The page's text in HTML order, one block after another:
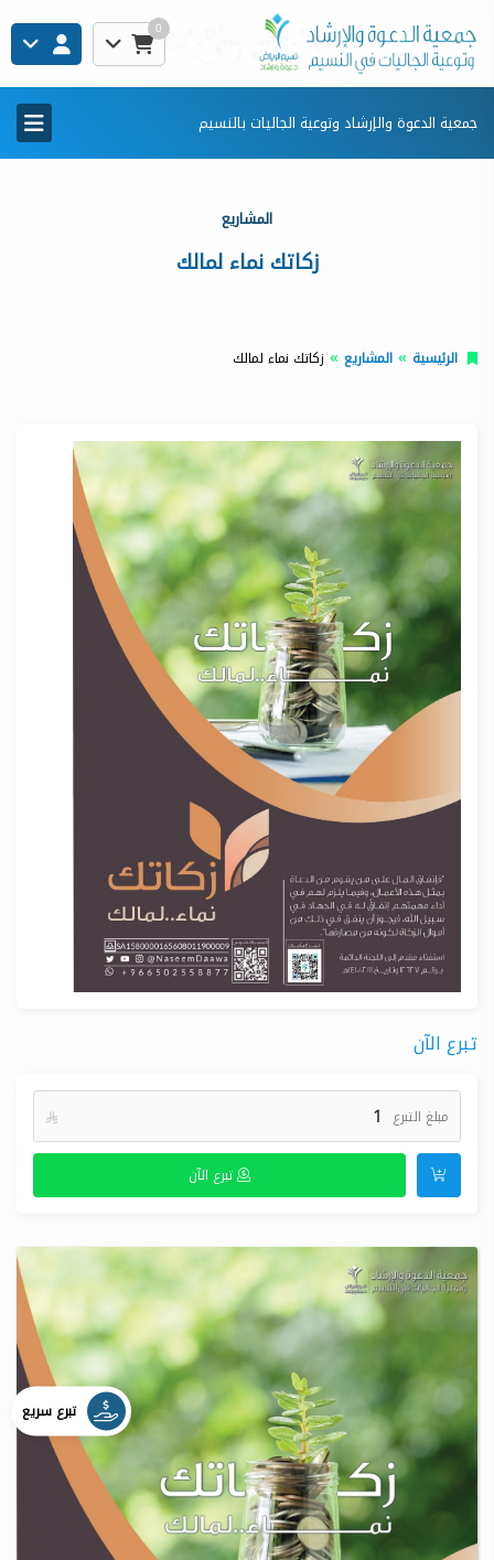
0
جمعية الدعوة والإرشاد وتوعية الجاليات بالنسيم
المشاريع
زكاتك نماء لمالك
الرئيسية المشاريع زكاتك نماء لمالك
تبرع الآن
مبلغ التبرع 
تبرع الآن
تبرع سريع